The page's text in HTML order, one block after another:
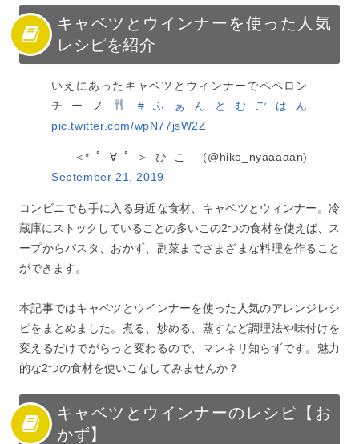
3
キャベツとウインナーのレシピ【副菜】
4
キャベツのウインナーのレシピ【パスタ】
5
キャベツとウインナーのレシピ【スープ】
キャベツとウインナーの人気レシピまとめ
キャベツとウインナーを使った人気
レシピを紹介
いえにあったキャベツとウィンナーでペペロン
チーノ
#ふぁんとむごはん
pic.twitter.com/wpN77jsW2Z
— ＜*ﾟ∀ﾟ＞ひこ (@hiko_nyaaaaan)
September 21, 2019
コンビニでも手に入る身近な食材、キャベツとウィンナー。冷
蔵庫にストックしていることの多いこの2つの食材を使えば、ス
ープからパスタ、おかず、副菜までさまざまな料理を作ること
ができます。
本記事ではキャベツとウインナーを使った人気のアレンジレシ
ピをまとめました。煮る、炒める、蒸すなど調理法や味付けを
変えるだけでがらっと変わるので、マンネリ知らずです。魅力
的な2つの食材を使いこなしてみませんか？
キャベツとウインナーのレシピ【お
かず】